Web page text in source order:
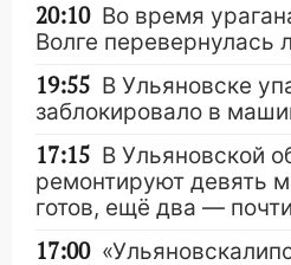
20:10 Во время
Волге перевернулась
19:55 В Ульяновске
заблокировало в
17:15 В Ульяновской
ремонтируют девять
готов, ещё два —
17:00